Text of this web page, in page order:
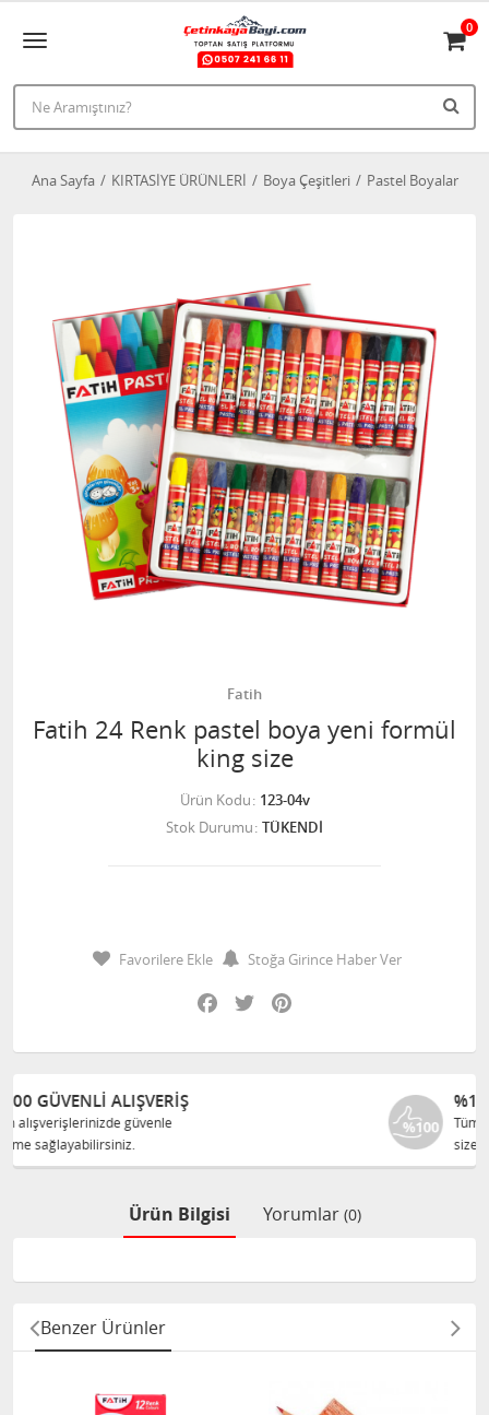
0
Ana Sayfa KIRTASİYE ÜRÜNLERİ Boya Çeşitleri Pastel Boyalar
Fatih
Fatih 24 Renk pastel boya yeni formül
king size
Ürün Kodu 123-04v
Stok Durumu TÜKENDİ
Favorilere Ekle
Stoğa Girince Haber Ver
Facebook
Twitter
%100 ORJINAL ÜRÜNLER
Tüm ürünlerimiz ilgili üreticiden
Ürün Bilgisi Yorumlar (0)
Benzer Ürünler